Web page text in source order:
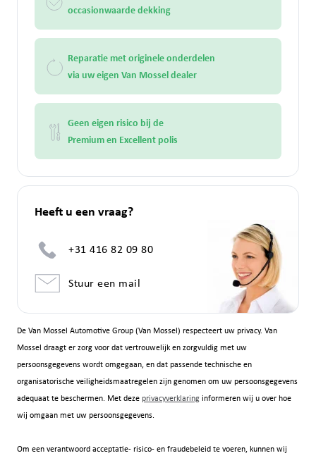
De Van Mossel Automotive Group (Van Mossel) respecteert uw privacy. Van
Mossel draagt er zorg voor dat vertrouwelijk en zorgvuldig met uw
persoonsgegevens wordt omgegaan, en dat passende technische en
organisatorische veiligheidsmaatregelen zijn genomen om uw persoonsgegevens
adequaat te beschermen. Met deze privacyverklaringinformeren wij u over hoe
wij omgaan met uw persoonsgegevens.
Om een verantwoord acceptatie- risico- en fraudebeleid te voeren, kunnen wij
occasionwaarde dekking
Reparatie met originele onderdelen
via uw eigen Van Mossel dealer
Geen eigen risico bij de
Premium en Excellent polis
Heeft u een vraag?
+31 416 82 09 80
Stuur een mail